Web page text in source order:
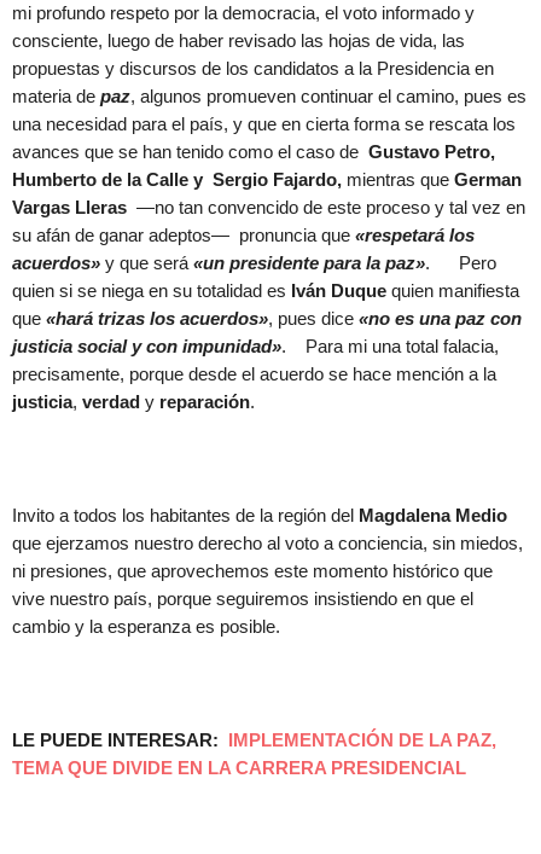
mi profundo respeto por la democracia, el voto informado y
consciente, luego de haber revisado las hojas de vida, las
propuestas y discursos de los candidatos a la Presidencia en
materia de paz, algunos promueven continuar el camino, pues es
una necesidad para el país, y que en cierta forma se rescata los
avances que se han tenido como el caso de Gustavo Petro,
Humberto de la Calle y Sergio Fajardo, mientras que German
Vargas Lleras —no tan convencido de este proceso y tal vez en
su afán de ganar adeptos— pronuncia que «respetará los
acuerdos» y que será «un presidente para la paz». Pero
quien si se niega en su totalidad es Iván Duque quien manifiesta
que «hará trizas los acuerdos», pues dice «no es una paz con
justicia social y con impunidad». Para mi una total falacia,
precisamente, porque desde el acuerdo se hace mención a la
justicia, verdad y reparación.
Invito a todos los habitantes de la región del Magdalena Medio
que ejerzamos nuestro derecho al voto a conciencia, sin miedos,
ni presiones, que aprovechemos este momento histórico que
vive nuestro país, porque seguiremos insistiendo en que el
cambio y la esperanza es posible.
LE PUEDE INTERESAR: IMPLEMENTACIÓN DE LA PAZ,
TEMA QUE DIVIDE EN LA CARRERA PRESIDENCIAL